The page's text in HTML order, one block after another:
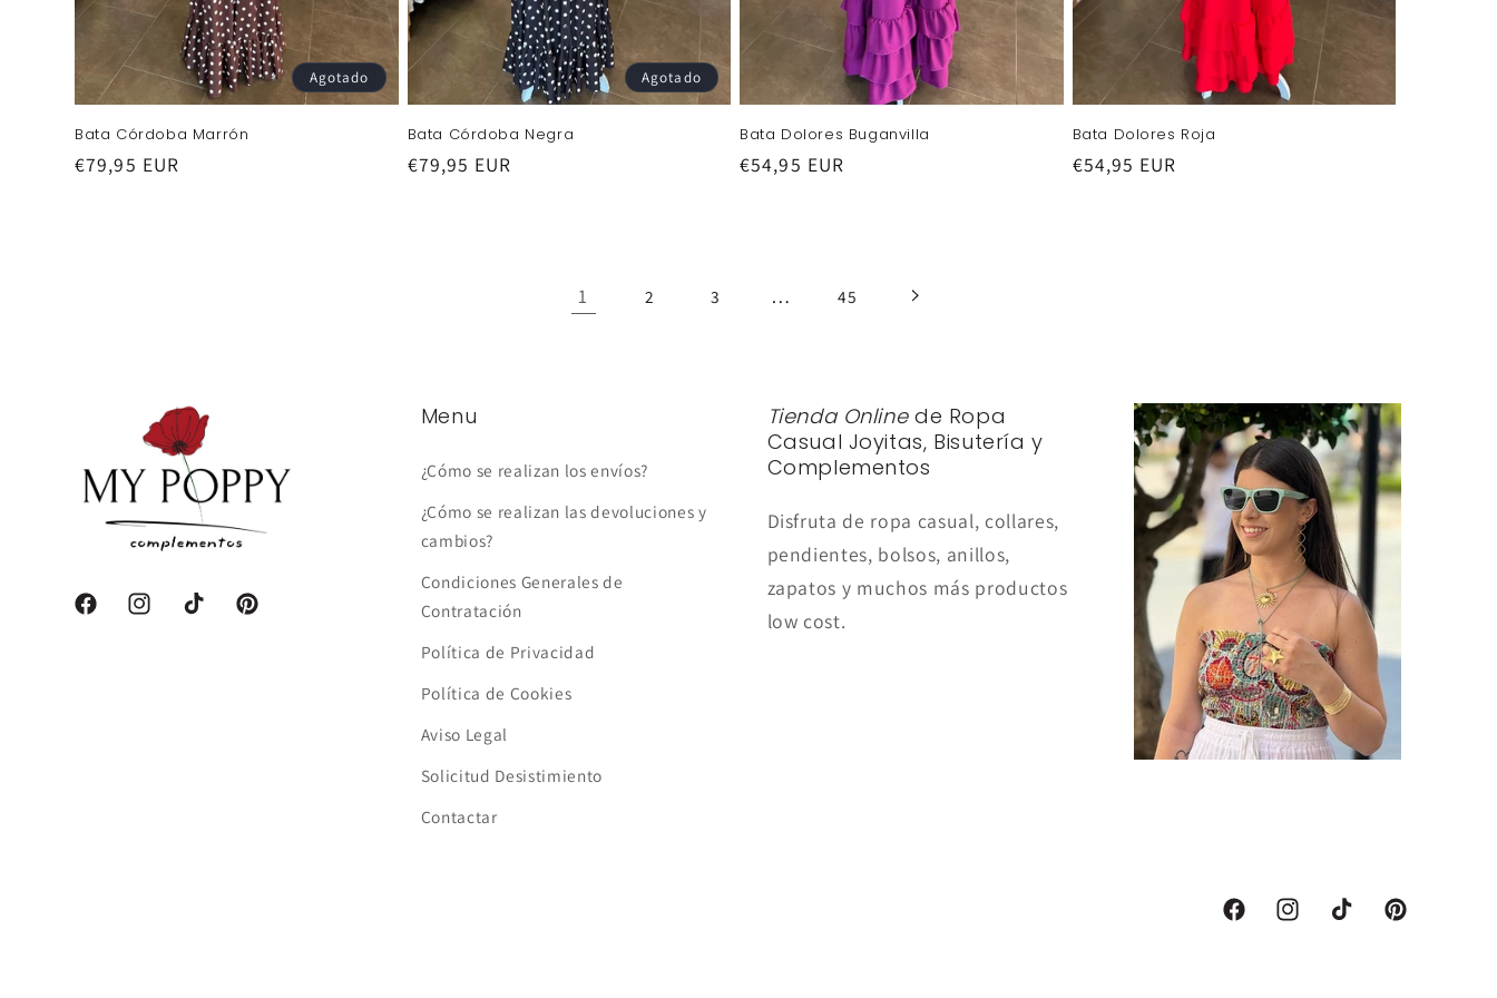
Agotado
Bata Córdoba Marrón
Precio
€79,95 EUR
Agotado
Bata Córdoba Negra
Precio
€79,95 EUR
Bata Dolores Buganvilla
Precio
€54,95 EUR
Bata Dolores Roja
Precio
€54,95 EUR
1 2 3 … 45
FacebookInstagramTikTok Pinterest
Menu
¿Cómo se realizan los envíos?
¿Cómo se realizan las devoluciones y
cambios?
Condiciones Generales de
Contratación
Política de Privacidad
Política de Cookies
Aviso Legal
Solicitud Desistimiento
Contactar
Tienda Onlinede Ropa
Casual Joyitas, Bisutería y
Complementos
Disfruta de ropa casual, collares,
pendientes, bolsos, anillos,
zapatos y muchos más productos
low cost.
FacebookInstagramTikTok Pinterest